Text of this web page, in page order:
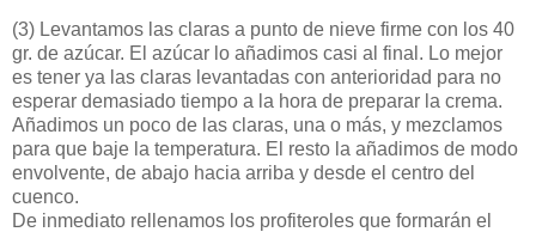
(3) Levantamos las claras a punto de nieve firme con los 40
gr. de azúcar. El azúcar lo añadimos casi al final. Lo mejor
es tener ya las claras levantadas con anterioridad para no
esperar demasiado tiempo a la hora de preparar la crema.
Añadimos un poco de las claras, una o más, y mezclamos
para que baje la temperatura. El resto la añadimos de modo
envolvente, de abajo hacia arriba y desde el centro del
cuenco.
De inmediato rellenamos los profiteroles que formarán el